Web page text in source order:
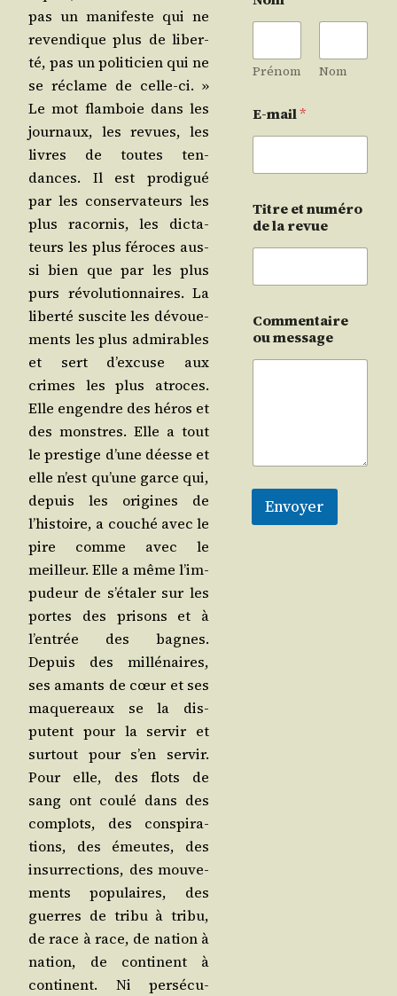
pas un mani­feste qui ne
reven­dique plus de liber­
té, pas un poli­ti­cien qui ne
se réclame de celle-ci. »
Le mot flam­boie dans les
jour­naux, les revues, les
livres de toutes ten­
dances. Il est pro­di­gué
par les conser­va­teurs les
plus racor­nis, les dic­ta­
teurs les plus féroces aus­
si bien que par les plus
purs révo­lu­tion­naires. La
liber­té sus­cite les dévoue­
ments les plus admi­rables
et sert d’ex­cuse aux
crimes les plus atroces.
Elle engendre des héros et
des monstres. Elle a tout
le pres­tige d’une déesse et
elle n’est qu’une garce qui,
depuis les ori­gines de
l’his­toire, a cou­ché avec le
pire comme avec le
meilleur. Elle a même l’im­
pu­deur de s’é­ta­ler sur les
portes des pri­sons et à
l’en­trée des bagnes.
Depuis des mil­lé­naires,
ses amants de cœur et ses
maque­reaux se la dis­
putent pour la ser­vir et
sur­tout pour s’en ser­vir.
Pour elle, des flots de
sang ont cou­lé dans des
com­plots, des conspi­ra­
tions, des émeutes, des
insur­rec­tions, des mou­ve­
ments popu­laires, des
guerres de tri­bu à tri­bu,
de race à race, de nation à
nation, de conti­nent à
conti­nent. Ni per­sé­cu­
Prénom Nom
E-mail*
Titre et numéro
de la revue
Commentaire
ou message
Envoyer